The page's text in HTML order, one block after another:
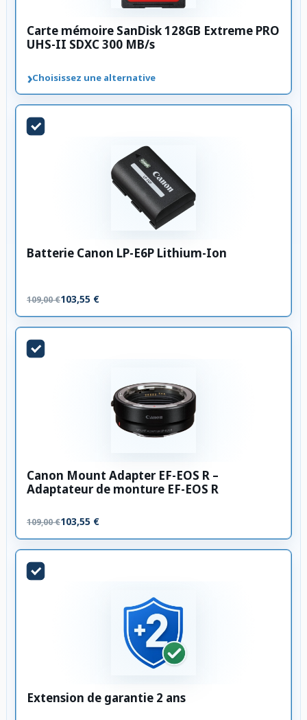
Carte mémoire SanDisk 128GB Extreme PRO
UHS-II SDXC 300 MB/s
›Choisissez une alternative
Batterie Canon LP-E6P Lithium-Ion
109,00 €103,55 €
Canon Mount Adapter EF-EOS R –
Adaptateur de monture EF-EOS R
109,00 €103,55 €
Extension de garantie 2 ans